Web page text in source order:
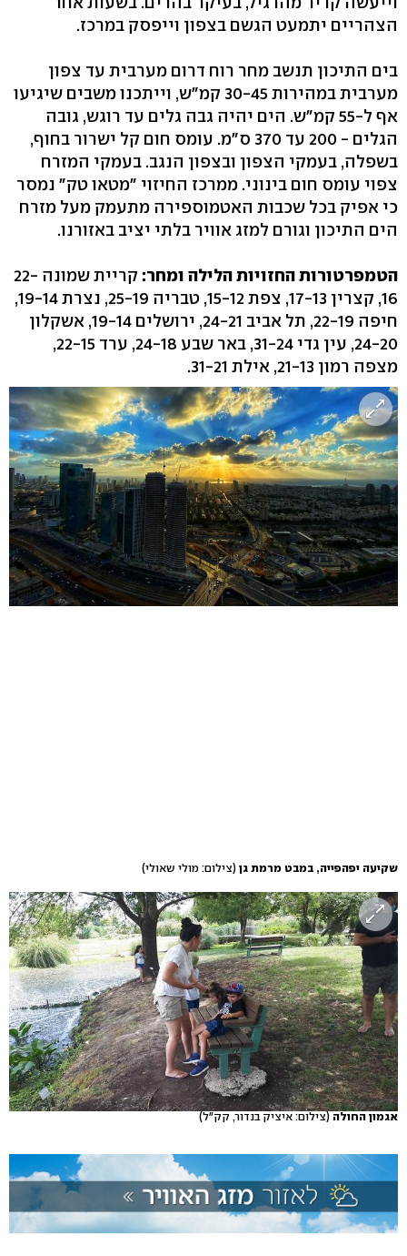
הצהריים יתמעט הגשם בצפון וייפסק במרכז.
בים התיכון תנשב מחר רוח דרום מערבית עד צפון
מערבית במהירות 30-45 קמ"ש, וייתכנו משבים שיגיעו
אף ל-55 קמ"ש. הים יהיה גבה גלים עד רוגש, גובה
הגלים - 200 עד 370 ס"מ. עומס חום קל ישרור בחוף,
בשפלה, בעמקי הצפון ובצפון הנגב. בעמקי המזרח
צפוי עומס חום בינוני. ממרכז החיזוי "מטאו טק" נמסר
כי אפיק בכל שכבות האטמוספירה מתעמק מעל מזרח
הים התיכון וגורם למזג אוויר בלתי יציב באזורנו.
הטמפרטורות החזויות הלילה ומחר:
קריית שמונה 22-
16, קצרין 17-13, צפת 15-12, טבריה 25-19, נצרת 19-14,
חיפה 22-19, תל אביב 24-21, ירושלים 19-14, אשקלון
24-20, עין גדי 31-24, באר שבע 24-18, ערד 22-15,
מצפה רמון 21-13, אילת 31-21.
שקיעה יפהפייה, במבט מרמת גן (צילום: מולי שאולי)
אגמון החולה(צילום: איציק בנדור, קק"ל)